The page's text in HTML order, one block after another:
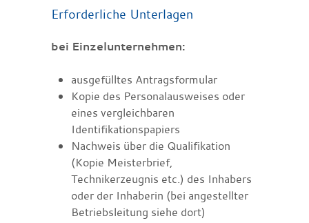
Erforderliche Unterlagen
bei Einzelunternehmen:
ausgefülltes Antragsformular
Kopie des Personalausweises oder
eines vergleichbaren
Identifikationspapiers
Nachweis über die Qualifikation
(Kopie Meisterbrief,
Technikerzeugnis etc.) des Inhabers
oder der Inhaberin (bei angestellter
Betriebsleitung siehe dort)